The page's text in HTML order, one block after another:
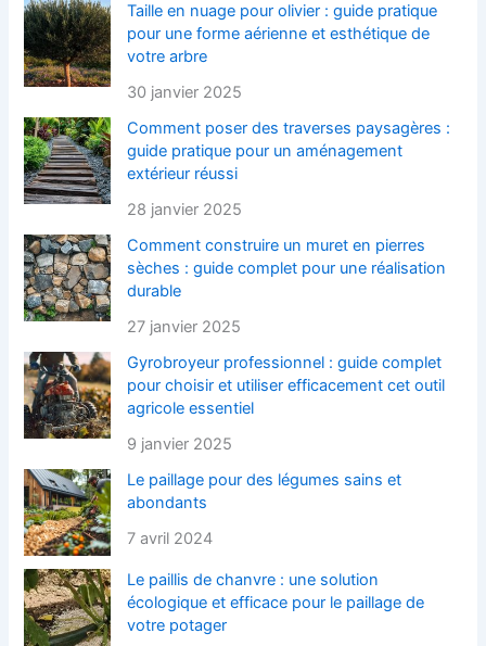
Taille en nuage pour olivier : guide pratique
pour une forme aérienne et esthétique de
votre arbre
30 janvier 2025
Comment poser des traverses paysagères :
guide pratique pour un aménagement
extérieur réussi
28 janvier 2025
Comment construire un muret en pierres
sèches : guide complet pour une réalisation
durable
27 janvier 2025
Gyrobroyeur professionnel : guide complet
pour choisir et utiliser efficacement cet outil
agricole essentiel
9 janvier 2025
Le paillage pour des légumes sains et
abondants
7 avril 2024
Le paillis de chanvre : une solution
écologique et efficace pour le paillage de
votre potager